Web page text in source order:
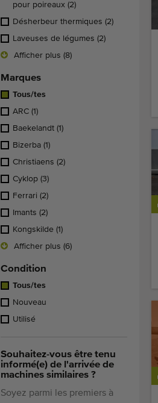
pour poireaux (2)
Désherbeur thermiques (2)
Laveuses de légumes (2)
Afficher plus (8)
Marques
Tous/tes
ARC (1)
Baekelandt (1)
Bizerba (1)
Christiaens (2)
Cyklop (3)
Ferrari (2)
Imants (2)
Kongskilde (1)
Afficher plus (6)
Condition
Tous/tes
Nouveau
Utilisé
Souhaitez-vous être tenu
informé(e) de l'arrivée de
machines similaires ?
Soyez parmi les premiers à